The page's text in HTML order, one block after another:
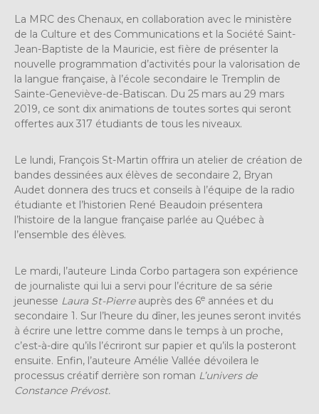
La MRC des Chenaux, en collaboration avec le ministère
de la Culture et des Communications et la Société Saint-
Jean-Baptiste de la Mauricie, est fière de présenter la
nouvelle programmation d’activités pour la valorisation de
la langue française, à l’école secondaire le Tremplin de
Sainte-Geneviève-de-Batiscan. Du 25 mars au 29 mars
2019, ce sont dix animations de toutes sortes qui seront
offertes aux 317 étudiants de tous les niveaux.
Le lundi, François St-Martin offrira un atelier de création de
bandes dessinées aux élèves de secondaire 2, Bryan
Audet donnera des trucs et conseils à l’équipe de la radio
étudiante et l’historien René Beaudoin présentera
l’histoire de la langue française parlée au Québec à
l’ensemble des élèves.
Le mardi, l’auteure Linda Corbo partagera son expérience
de journaliste qui lui a servi pour l’écriture de sa série
jeunesse Laura St-Pierreauprès des 6e années et du
secondaire 1. Sur l’heure du dîner, les jeunes seront invités
à écrire une lettre comme dans le temps à un proche,
c’est-à-dire qu’ils l’écriront sur papier et qu’ils la posteront
ensuite. Enfin, l’auteure Amélie Vallée dévoilera le
processus créatif derrière son roman L’univers de
Constance Prévost.